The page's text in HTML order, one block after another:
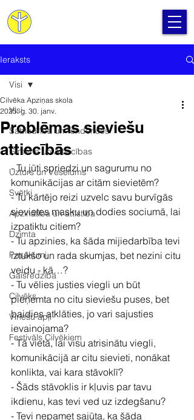
Ieraksts
Visi
Sabiedrība un Tendences
Ģimene un Attiecības
Uzturs un Veselums
Svētki
Apzinātība un attīstība
Dzimta
Pasākumi
Gaišredzība
Cilvēks
Vīriešu apļi
Festivāls Cilvēkiem
Visi
Problēmas sieviešu
attiecībās
Cilvēka Apziņas skola
2025. g. 30. janv.
- Tu jūti spriedzi un sagurumu no
komunikācijas ar citām sievietēm?
- Tu kārtējo reizi uzvelc savu burvīgās
sievietes masku un dodies sociumā, lai
izpatiktu citiem?
- Tu apzinies, ka šāda mijiedarbība tevi
iztukšo un rada skumjas, bet nezini citu
veidu - kā…?
- Tu vēlies justies viegli un būt
pieņemta no citu sieviešu puses, bet
baidies atklāties, jo vari sajusties
ievainojama?
- Tā vietā, lai visu atrisinātu viegli,
komunikācijā ar citu sievieti, nonākat
konlikta, vai kara stāvoklī?
- Šāds stāvoklis ir kļuvis par tavu
ikdienu, kas tevi ved uz izdegšanu?
- Tevi nepamet sajūta, ka šāda